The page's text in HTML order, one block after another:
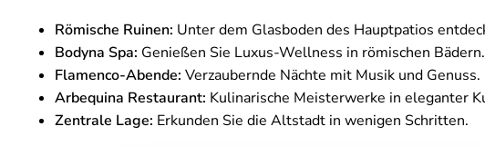
Römische Ruinen: Unter dem Glasboden des Hauptpatios
Bodyna Spa: Genießen Sie Luxus-Wellness in römischen Bädern.
Flamenco-Abende: Verzaubernde Nächte mit Musik und Genuss.
Arbequina Restaurant: Kulinarische Meisterwerke in eleganter
Zentrale Lage: Erkunden Sie die Altstadt in wenigen Schritten.